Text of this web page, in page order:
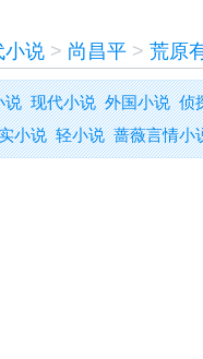
小说 > 尚昌平 > 荒原
说 现代小说 外国小说 侦
小说 轻小说 蔷薇言情小